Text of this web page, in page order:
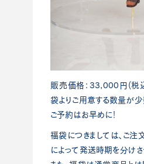
販売価格：33,000円(税
袋よりご用意する数量が少
ご予約はお早めに！
福袋につきましては、ご注
によって発送時期を分けさ